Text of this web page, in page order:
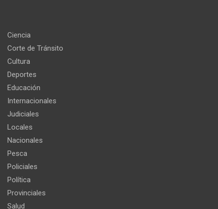
Ciencia
Corte de Tránsito
Cultura
Deportes
Educación
Internacionales
Judiciales
Locales
Nacionales
Pesca
Policiales
Política
Provinciales
Salud